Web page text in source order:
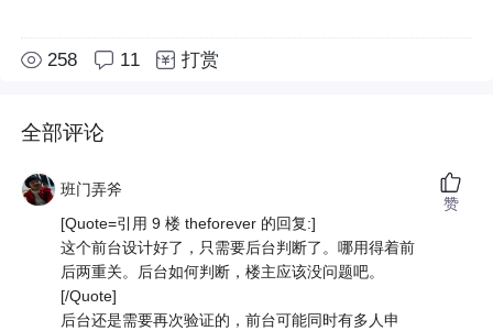
258 11 打赏
全部评论
班门弄斧
[Quote=引用 9 楼 theforever 的回复:]
这个前台设计好了，只需要后台判断了。哪用得着前
后两重关。后台如何判断，楼主应该没问题吧。
[/Quote]
后台还是需要再次验证的，前台可能同时有多人申
赞